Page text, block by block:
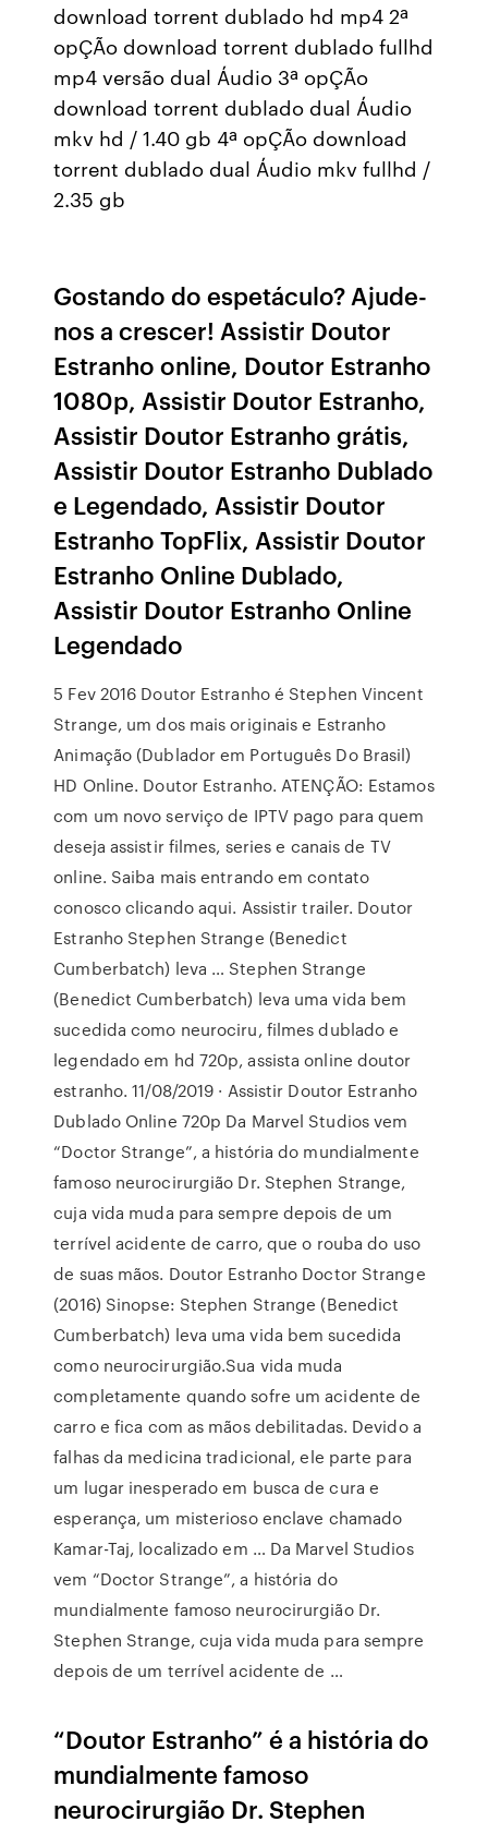
download torrent dublado hd mp4 2ª
opÇÃo download torrent dublado fullhd
mp4 versão dual Áudio 3ª opÇÃo
download torrent dublado dual Áudio
mkv hd / 1.40 gb 4ª opÇÃo download
torrent dublado dual Áudio mkv fullhd /
2.35 gb
Gostando do espetáculo? Ajude-
nos a crescer! Assistir Doutor
Estranho online, Doutor Estranho
1080p, Assistir Doutor Estranho,
Assistir Doutor Estranho grátis,
Assistir Doutor Estranho Dublado
e Legendado, Assistir Doutor
Estranho TopFlix, Assistir Doutor
Estranho Online Dublado,
Assistir Doutor Estranho Online
Legendado
5 Fev 2016 Doutor Estranho é Stephen Vincent
Strange, um dos mais originais e Estranho
Animação (Dublador em Português Do Brasil)
HD Online. Doutor Estranho. ATENÇÃO: Estamos
com um novo serviço de IPTV pago para quem
deseja assistir filmes, series e canais de TV
online. Saiba mais entrando em contato
conosco clicando aqui. Assistir trailer. Doutor
Estranho Stephen Strange (Benedict
Cumberbatch) leva … Stephen Strange
(Benedict Cumberbatch) leva uma vida bem
sucedida como neurociru, filmes dublado e
legendado em hd 720p, assista online doutor
estranho. 11/08/2019 · Assistir Doutor Estranho
Dublado Online 720p Da Marvel Studios vem
“Doctor Strange”, a história do mundialmente
famoso neurocirurgião Dr. Stephen Strange,
cuja vida muda para sempre depois de um
terrível acidente de carro, que o rouba do uso
de suas mãos. Doutor Estranho Doctor Strange
(2016) Sinopse: Stephen Strange (Benedict
Cumberbatch) leva uma vida bem sucedida
como neurocirurgião.Sua vida muda
completamente quando sofre um acidente de
carro e fica com as mãos debilitadas. Devido a
falhas da medicina tradicional, ele parte para
um lugar inesperado em busca de cura e
esperança, um misterioso enclave chamado
Kamar-Taj, localizado em … Da Marvel Studios
vem “Doctor Strange”, a história do
mundialmente famoso neurocirurgião Dr.
Stephen Strange, cuja vida muda para sempre
depois de um terrível acidente de …
“Doutor Estranho” é a história do
mundialmente famoso
neurocirurgião Dr. Stephen